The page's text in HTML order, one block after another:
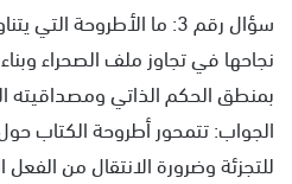
سؤال رقم 3: ما الأطروحة
نجاحها في تجاوز ملف الصحراء
بمنطق الحكم الذاتي ومصداقيته
الجواب: تتمحور أطروحة الكتاب
للتجزئة وضرورة الانتقال من